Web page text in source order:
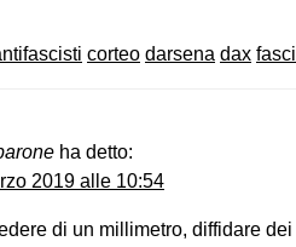
corteo darsena dax
ha detto:
2019 alle 10:54
di un millimetro, diffidare